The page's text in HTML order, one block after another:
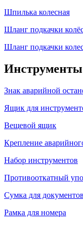
Шпилька колесная
Шланг подкачки
Шланг подкачки
Знак аварийной
Ящик для
Вещевой ящик
Крепление
Набор инструментов
Противооткатный
Сумка для документов
Рамка для номера